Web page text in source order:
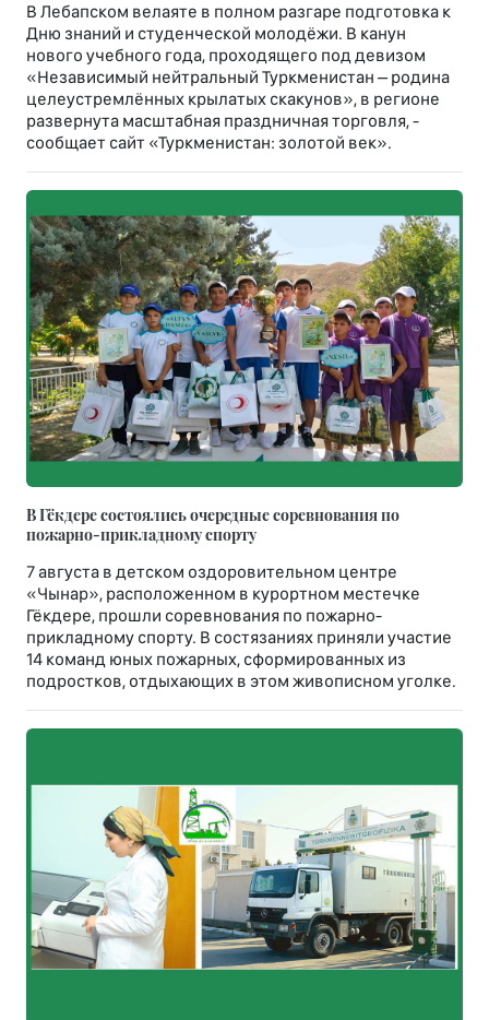
В Лебапском велаяте в полном разгаре подготовка к
Дню знаний и студенческой молодёжи. В канун
нового учебного года, проходящего под девизом
«Независимый нейтральный Туркменистан – родина
целеустремлённых крылатых скакунов», в регионе
развернута масштабная праздничная торговля, -
сообщает сайт «Туркменистан: золотой век».
В Гёкдере состоялись очередные соревнования по
пожарно-прикладному спорту
7 августа в детском оздоровительном центре
«Чынар», расположенном в курортном местечке
Гёкдере, прошли соревнования по пожарно-
прикладному спорту. В состязаниях приняли участие
14 команд юных пожарных, сформированных из
подростков, отдыхающих в этом живописном уголке.